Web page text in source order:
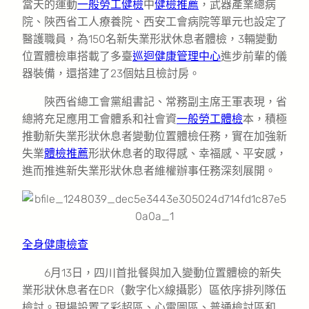
當天的運動一般勞工健檢中健檢推薦 ，武器產業總病
院、陜西省工人療養院、西安工會病院等單元也設定了
醫護職員，為150名新失業形狀休息者體檢，3輛變動
位置體檢車搭載了多臺巡迴健康管理中心進步前輩的儀
器裝備，還搭建了23個姑且檢討房。
陜西省總工會黨組書記、常務副主席王軍表現，省
總將充足應用工會體系和社會資一般勞工體檢本，積極
推動新失業形狀休息者變動位置體檢任務，實在加強新
失業體檢推薦形狀休息者的取得感、幸福感、平安感，
進而推進新失業形狀休息者維權辦事任務深刻展開。
全身健康檢查
6月13日，四川首批餐與加入變動位置體檢的新失
業形狀休息者在DR（數字化X線攝影）區依序排列隊伍